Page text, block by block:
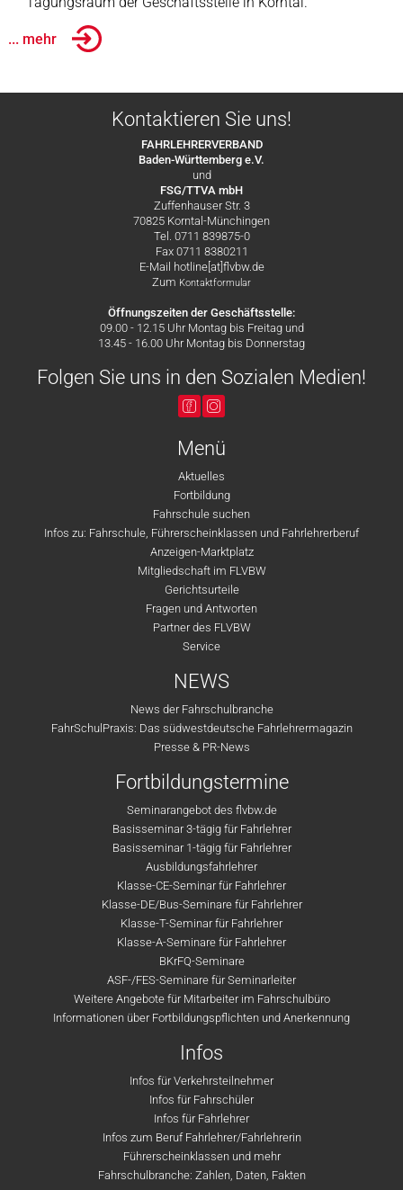
... mehr
Kontaktieren Sie uns!
FAHRLEHRERVERBAND
Baden-Württemberg e.V.
und
FSG/TTVA mbH
Zuffenhauser Str. 3
70825 Korntal-Münchingen
Tel. 0711 839875-0
Fax 0711 8380211
E-Mail hotline[at]flvbw.de
Zum Kontaktformular
Öffnungszeiten der Geschäftsstelle:
09.00 - 12.15 Uhr Montag bis Freitag und
13.45 - 16.00 Uhr Montag bis Donnerstag
Folgen Sie uns in den Sozialen Medien!
Menü
Aktuelles
Fortbildung
Fahrschule suchen
Infos zu: Fahrschule, Führerscheinklassen und Fahrlehrerberuf
Anzeigen-Marktplatz
Mitgliedschaft im FLVBW
Gerichtsurteile
Fragen und Antworten
Partner des FLVBW
Service
NEWS
News der Fahrschulbranche
FahrSchulPraxis: Das südwestdeutsche Fahrlehrermagazin
Presse & PR-News
Fortbildungstermine
Seminarangebot des flvbw.de
Basisseminar 3-tägig für Fahrlehrer
Basisseminar 1-tägig für Fahrlehrer
Ausbildungsfahrlehrer
Klasse-CE-Seminar für Fahrlehrer
Klasse-DE/Bus-Seminare für Fahrlehrer
Klasse-T-Seminar für Fahrlehrer
Klasse-A-Seminare für Fahrlehrer
BKrFQ-Seminare
ASF-/FES-Seminare für Seminarleiter
Weitere Angebote für Mitarbeiter im Fahrschulbüro
Informationen über Fortbildungspflichten und Anerkennung
Infos
Infos für Verkehrsteilnehmer
Infos für Fahrschüler
Infos für Fahrlehrer
Infos zum Beruf Fahrlehrer/Fahrlehrerin
Führerscheinklassen und mehr
Fahrschulbranche: Zahlen, Daten, Fakten